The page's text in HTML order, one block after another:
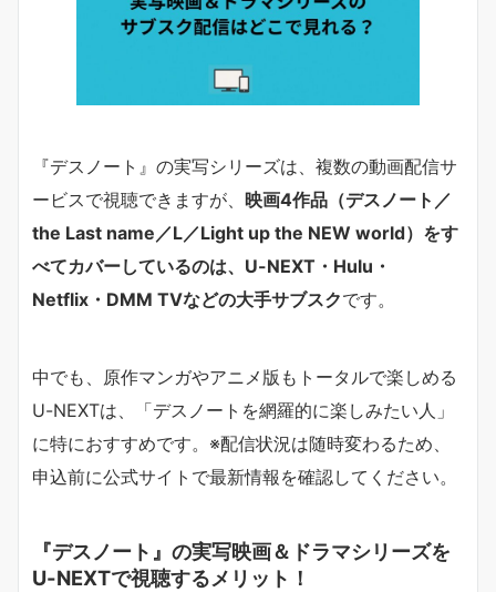
『デスノート』の実写シリーズは、複数の動画配信サ
ービスで視聴できますが、 映画4作品（デスノート／
the Last name／L／Light up the NEW world）をす
べてカバーしているのは、U-NEXT・Hulu・
Netflix・DMM TVなどの大手サブスクです。
中でも、原作マンガやアニメ版もトータルで楽しめる
U-NEXTは、「デスノートを網羅的に楽しみたい人」
に特におすすめです。※配信状況は随時変わるため、
申込前に公式サイトで最新情報を確認してください。
『デスノート』の実写映画＆ドラマシリーズを
U-NEXTで視聴するメリット！